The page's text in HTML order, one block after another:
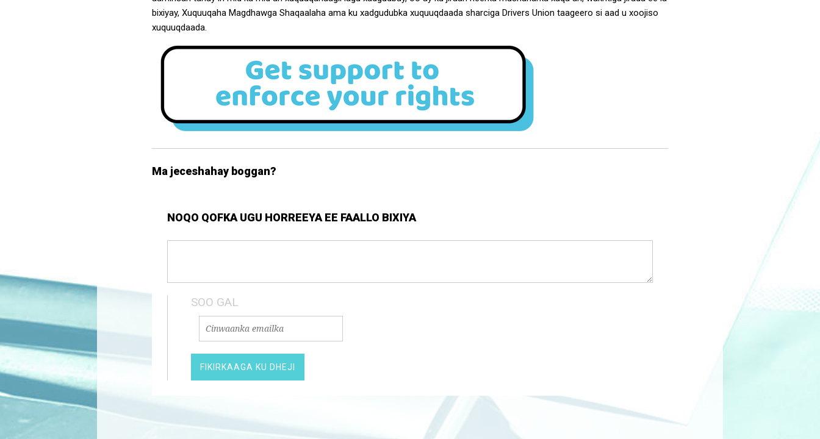
bixiyay, Xuquuqaha Magdhawga Shaqaalaha ama ku xadgudubka xuquuqdaada sharciga Drivers Union taageero si aad u xoojiso
xuquuqdaada.
Ma jeceshahay boggan?
NOQO QOFKA UGU HORREEYA EE FAALLO BIXIYA
SOO GAL